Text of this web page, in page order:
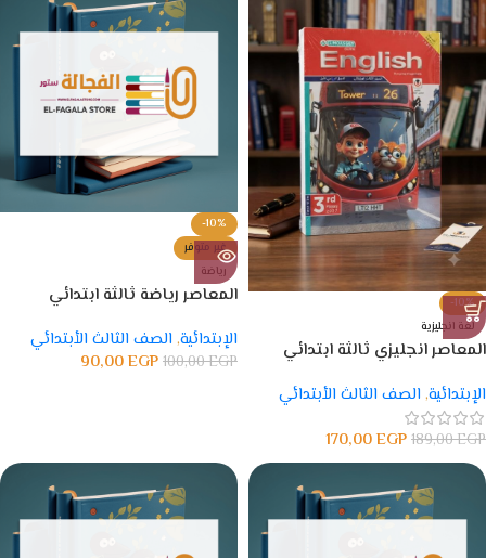
-10%
لغة انجليزية
المعاصر انجليزي ثالثة ابتدائي
الإبتدائية, الصف الثالث الأبتدائي
189,00EGP
170,00EGP
-10%
غير متوفر
رياضة
المعاصر رياضة ثالثة ابتدائي
الإبتدائية, الصف الثالث الأبتدائي
100,00EGP
90,00EGP